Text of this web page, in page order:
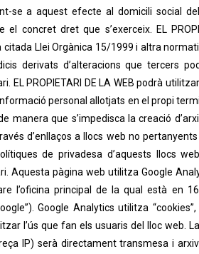
se a aquest efecte al domicili social del
concret dret que s’exerceix. EL
Llei Orgànica 15/1999 i altra
derivats d’alteracions que tercers
EL PROPIETARI DE LA WEB podrà
personal allotjats en el propi
manera que s’impedisca la creació
d’enllaços a llocs web no pertanyents
de privadesa d’aquests llocs
Aquesta pàgina web utilitza Google
l’oficina principal de la qual està en
Google Analytics utilitza
l’ús que fan els usuaris del lloc web.
IP) serà directament transmesa i